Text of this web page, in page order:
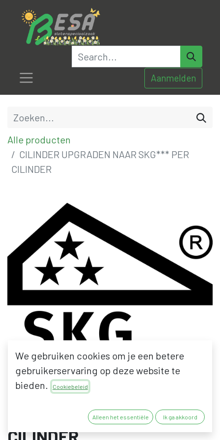
Aanmelden
Alle producten
CILINDER UPGRADEN NAAR SKG*** PER
CILINDER
CILINDER UPGRADEN
NAAR SKG*** PER
We gebruiken cookies om je een betere
gebruikerservaring op deze website te
bieden.
Cookiebeleid
Alleen het essentiële Ik ga akkoord